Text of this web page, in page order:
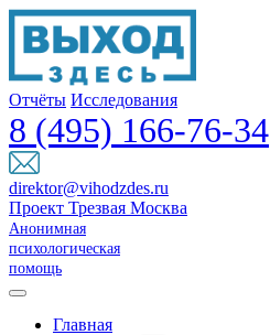
Отчёты Исследования
8 (495) 166-76-34
direktor@vihodzdes.ru
Проект Трезвая Москва
Анонимная
психологическая
помощь
Главная